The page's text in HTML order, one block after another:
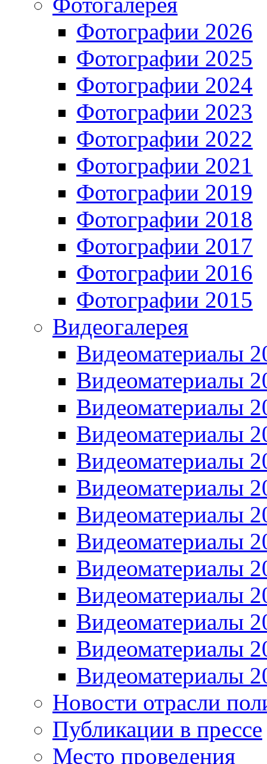
Фотографии 2026
Фотографии 2025
Фотографии 2024
Фотографии 2023
Фотографии 2022
Фотографии 2021
Фотографии 2019
Фотографии 2018
Фотографии 2017
Фотографии 2016
Фотографии 2015
Видеогалерея
Видеоматериалы
Видеоматериалы
Видеоматериалы
Видеоматериалы
Видеоматериалы
Видеоматериалы
Видеоматериалы
Видеоматериалы
Видеоматериалы
Видеоматериалы
Видеоматериалы
Видеоматериалы
Видеоматериалы
Новости отрасли
Публикации в прессе
Место проведения